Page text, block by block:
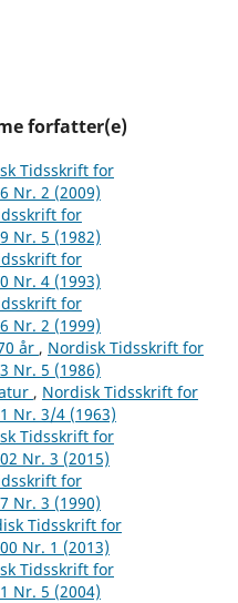
forfatter(e)
Tidsskrift for
Nr. 2 (2009)
for
Nr. 5 (1982)
for
Nr. 4 (1993)
for
Nr. 2 (1999)
år , Nordisk Tidsskrift for
Nr. 5 (1986)
, Nordisk Tidsskrift for
Nr. 3/4 (1963)
Tidsskrift for
Nr. 3 (2015)
for
Nr. 3 (1990)
Tidsskrift for
Nr. 1 (2013)
Tidsskrift for
Nr. 5 (2004)